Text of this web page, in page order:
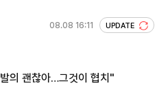
08.08 16:11 UPDATE
의 괜찮아…그것이 협치"